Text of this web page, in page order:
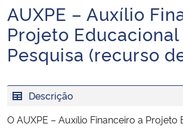
Ministério da Infraestrutura
Ministério da Agricultura, Pecuária e Abastecimento
Ministério da Cidadania
Início do conteúdo
AUXPE – Auxílio
Projeto
Pesquisa (recurso
Descrição
O AUXPE – Auxílio Financeiro a